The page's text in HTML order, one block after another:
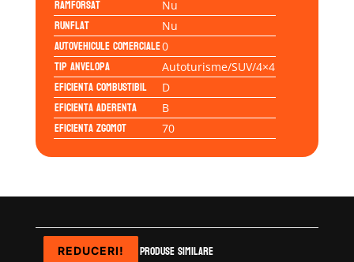
Ramforsat Nu
Runflat Nu
Autovehicule comerciale0
Tip anvelopa Autoturisme/SUV/4×4
Eficienta Combustibil D
Eficienta Aderenta B
Eficienta Zgomot 70
Produse similare
REDUCERI!
REDUCERI!
REDUCERI!
REDUCERI!